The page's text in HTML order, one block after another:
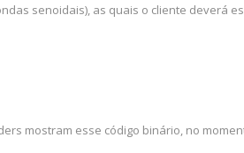
senoidais), as quais o cliente deverá
mostram esse código binário, no